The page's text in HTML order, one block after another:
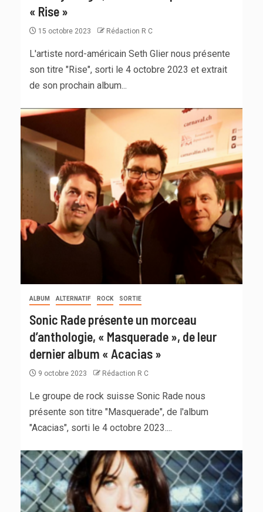
« Rise »
15 octobre 2023 Rédaction R C
L'artiste nord-américain Seth Glier nous présente
son titre "Rise", sorti le 4 octobre 2023 et extrait
de son prochain album...
ALBUM ALTERNATIF ROCK SORTIE
Sonic Rade présente un morceau
d’anthologie, « Masquerade », de leur
dernier album « Acacias »
9 octobre 2023 Rédaction R C
Le groupe de rock suisse Sonic Rade nous
présente son titre "Masquerade", de l'album
"Acacias", sorti le 4 octobre 2023....